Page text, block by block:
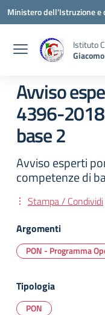
Vai ai contenuti
Vai al menu di navigazione
Vai al footer
Ministero dell'Istruzione e
Istituto
Avviso
4396-
base 2
Avviso esperti
competenze di
Stampa / Condividi
Argomenti
PON - Programma
Tipologia
PON